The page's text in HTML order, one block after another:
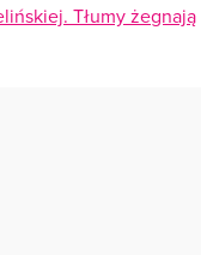
Tłumy żegnają